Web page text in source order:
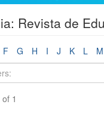
Revista de
F G H I J K L M
1